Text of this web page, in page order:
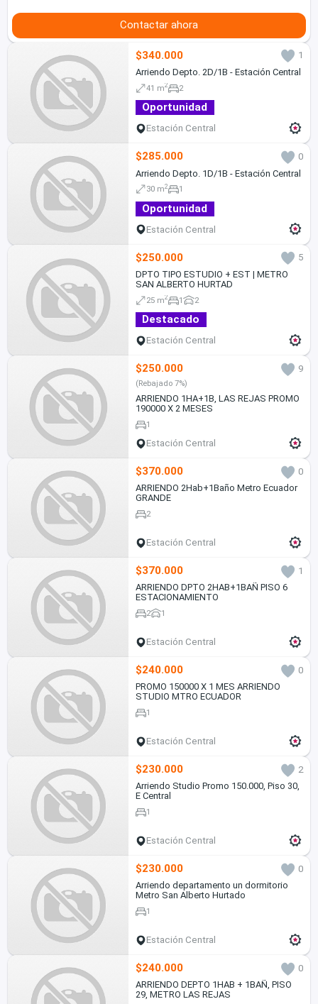
Contactar ahora
$340.000
1
Arriendo Depto. 2D/1B - Estación Central
41 m2 2
Oportunidad
Estación Central
$285.000
0
Arriendo Depto. 1D/1B - Estación Central
30 m2 1
Oportunidad
Estación Central
$250.000
5
DPTO TIPO ESTUDIO + EST | METRO
SAN ALBERTO HURTAD
25 m2 1 2
Destacado
Estación Central
$250.000 9
(Rebajado 7%)
ARRIENDO 1HA+1B, LAS REJAS PROMO
190000 X 2 MESES
1
Estación Central
$370.000
0
ARRIENDO 2Hab+1Baño Metro Ecuador
GRANDE
2
Estación Central
$370.000
1
ARRIENDO DPTO 2HAB+1BAÑ PISO 6
ESTACIONAMIENTO
2 1
Estación Central
$240.000
0
PROMO 150000 X 1 MES ARRIENDO
STUDIO MTRO ECUADOR
1
Estación Central
$230.000
2
Arriendo Studio Promo 150.000, Piso 30,
E Central
1
Estación Central
$230.000
0
Arriendo departamento un dormitorio
Metro San Alberto Hurtado
1
Estación Central
$240.000
0
ARRIENDO DEPTO 1HAB + 1BAÑ, PISO
29, METRO LAS REJAS